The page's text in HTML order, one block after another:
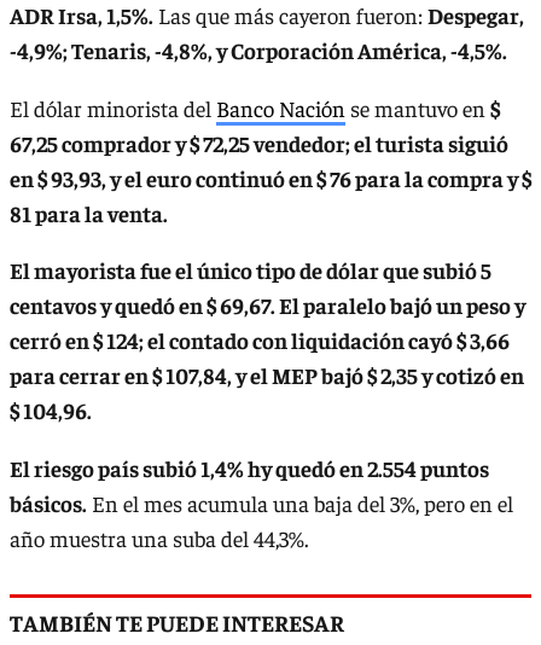
ADR Irsa, 1,5%. Las que más cayeron fueron:Despegar,
-4,9%; Tenaris, -4,8%, y Corporación América, -4,5%.
El dólar minorista del Banco Nación se mantuvo en $
67,25 comprador y $ 72,25 vendedor; el turista siguió
en $ 93,93, y el euro continuó en $ 76 para la compra y $
81 para la venta.
El mayorista fue el único tipo de dólar que subió 5
centavos y quedó en $ 69,67. El paralelo bajó un peso y
cerró en $ 124; el contado con liquidación cayó $ 3,66
para cerrar en $ 107,84, y el MEP bajó $ 2,35 y cotizó en
$ 104,96.
El riesgo país subió 1,4% hy quedó en 2.554 puntos
básicos. En el mes acumula una baja del 3%, pero en el
año muestra una suba del 44,3%.
TAMBIÉN TE PUEDE INTERESAR